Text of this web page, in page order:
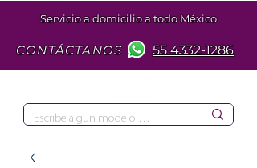
Servicio a domicilio a todo México
CONTÁCTANOS 55 4332-1286